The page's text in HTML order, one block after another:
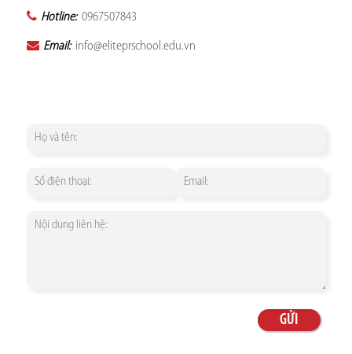
Hotline: 0967507843
Email: info@eliteprschool.edu.vn